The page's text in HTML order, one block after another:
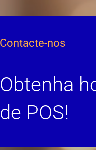
Contacte-nos
Obtenha
de POS!